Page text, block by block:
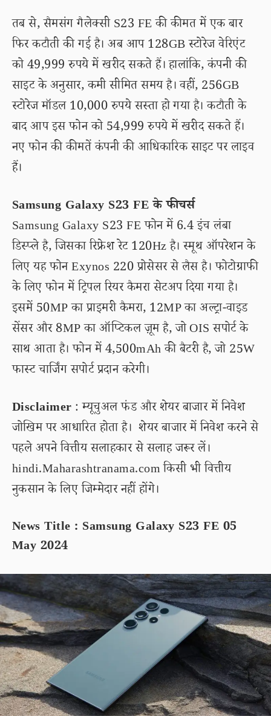
तब से, सैमसंग गैलेक्सी S23 FE की कीमत में एक बार
फिर कटौती की गई है। अब आप 128GB स्टोरेज वेरिएंट
को 49,999 रुपये में खरीद सकते हैं। हालांकि, कंपनी की
साइट के अनुसार, कमी सीमित समय है। वहीं, 256GB
स्टोरेज मॉडल 10,000 रुपये सस्ता हो गया है। कटौती के
बाद आप इस फोन को 54,999 रुपये में खरीद सकते हैं।
नए फोन की कीमतें कंपनी की आधिकारिक साइट पर लाइव
हैं।
Samsung Galaxy S23 FE के फीचर्स
Samsung Galaxy S23 FE फोन में 6.4 इंच लंबा
डिस्प्ले है, जिसका रिफ्रेश रेट 120Hz है। स्मूथ ऑपरेशन के
लिए यह फोन Exynos 220 प्रोसेसर से लैस है। फोटोग्राफी
के लिए फोन में ट्रिपल रियर कैमरा सेटअप दिया गया है।
इसमें 50MP का प्राइमरी कैमरा, 12MP का अल्ट्रा-वाइड
सेंसर और 8MP का ऑप्टिकल ज़ूम है, जो OIS सपोर्ट के
साथ आता है। फोन में 4,500mAh की बैटरी है, जो 25W
फास्ट चार्जिंग सपोर्ट प्रदान करेगी।
Disclaimer : म्यूचुअल फंड और शेयर बाजार में निवेश
जोखिम पर आधारित होता है। शेयर बाजार में निवेश करने से
पहले अपने वित्तीय सलाहकार से सलाह जरूर लें।
hindi.Maharashtranama.com किसी भी वित्तीय
नुकसान के लिए जिम्मेदार नहीं होंगे।
News Title : Samsung Galaxy S23 FE 05
May 2024